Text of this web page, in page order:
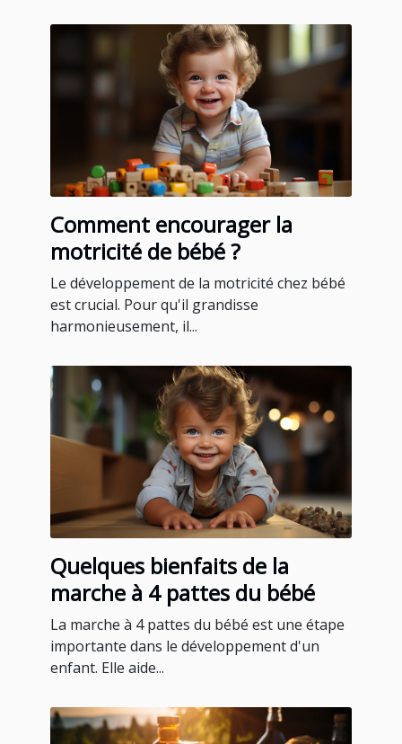
Comment encourager la
motricité de bébé ?
Le développement de la motricité chez bébé
est crucial. Pour qu'il grandisse
harmonieusement, il...
Quelques bienfaits de la
marche à 4 pattes du bébé
La marche à 4 pattes du bébé est une étape
importante dans le développement d'un
enfant. Elle aide...